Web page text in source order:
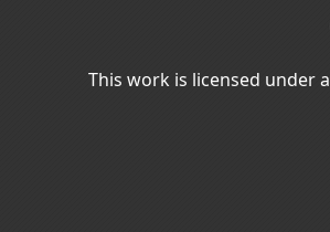
This work is licensed under a